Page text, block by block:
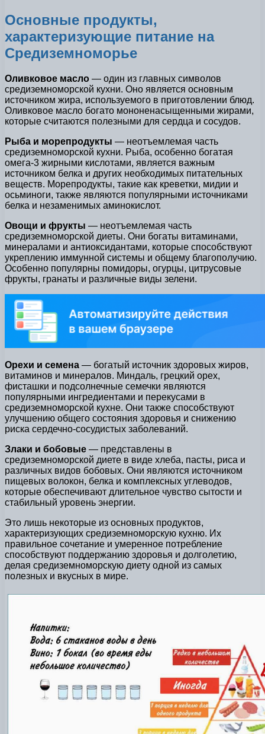
Основные продукты,
характеризующие питание на
Средиземноморье
Оливковое масло — один из главных символов
средиземноморской кухни. Оно является основным
источником жира, используемого в приготовлении блюд.
Оливковое масло богато мононенасыщенными жирами,
которые считаются полезными для сердца и сосудов.
Рыба и морепродукты — неотъемлемая часть
средиземноморской кухни. Рыба, особенно богатая
омега-3 жирными кислотами, является важным
источником белка и других необходимых питательных
веществ. Морепродукты, такие как креветки, мидии и
осьминоги, также являются популярными источниками
белка и незаменимых аминокислот.
Овощи и фрукты — неотъемлемая часть
средиземноморской диеты. Они богаты витаминами,
минералами и антиоксидантами, которые способствуют
укреплению иммунной системы и общему благополучию.
Особенно популярны помидоры, огурцы, цитрусовые
фрукты, гранаты и различные виды зелени.
Орехи и семена — богатый источник здоровых жиров,
витаминов и минералов. Миндаль, грецкий орех,
фисташки и подсолнечные семечки являются
популярными ингредиентами и перекусами в
средиземноморской кухне. Они также способствуют
улучшению общего состояния здоровья и снижению
риска сердечно-сосудистых заболеваний.
Злаки и бобовые — представлены в
средиземноморской диете в виде хлеба, пасты, риса и
различных видов бобовых. Они являются источником
пищевых волокон, белка и комплексных углеводов,
которые обеспечивают длительное чувство сытости и
стабильный уровень энергии.
Это лишь некоторые из основных продуктов,
характеризующих средиземноморскую кухню. Их
правильное сочетание и умеренное потребление
способствуют поддержанию здоровья и долголетию,
делая средиземноморскую диету одной из самых
полезных и вкусных в мире.